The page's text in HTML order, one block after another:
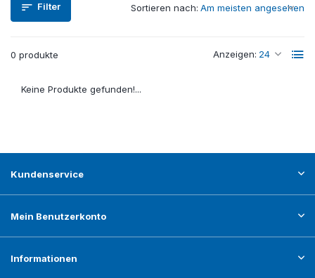
Filter
0 produkte Anzeigen:
Sortieren nach:
Keine Produkte gefunden!...
Kundenservice
Mein Benutzerkonto
Informationen